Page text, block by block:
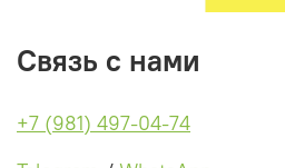
Связь с нами
+7 (981) 497-04-74